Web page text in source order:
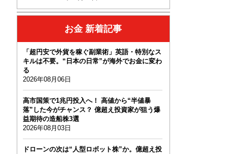
お金 新着記事
「超円安で外貨を稼ぐ副業術」英語・特別なス
キルは不要。“日本の日常”が海外でお金に変わ
る
2026年08月06日
高市国策で1兆円投入へ！ 高値から“半値暴
落”した今がチャンス？ 億超え投資家が狙う爆
益期待の造船株3選
2026年08月03日
ドローンの次は“人型ロボット株”か。億超え投